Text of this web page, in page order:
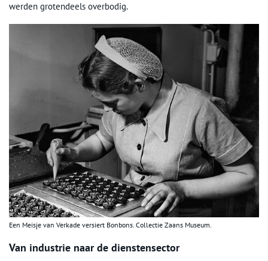
werden grotendeels overbodig.
Een Meisje van Verkade versiert Bonbons. Collectie Zaans Museum.
Van industrie naar de dienstensector